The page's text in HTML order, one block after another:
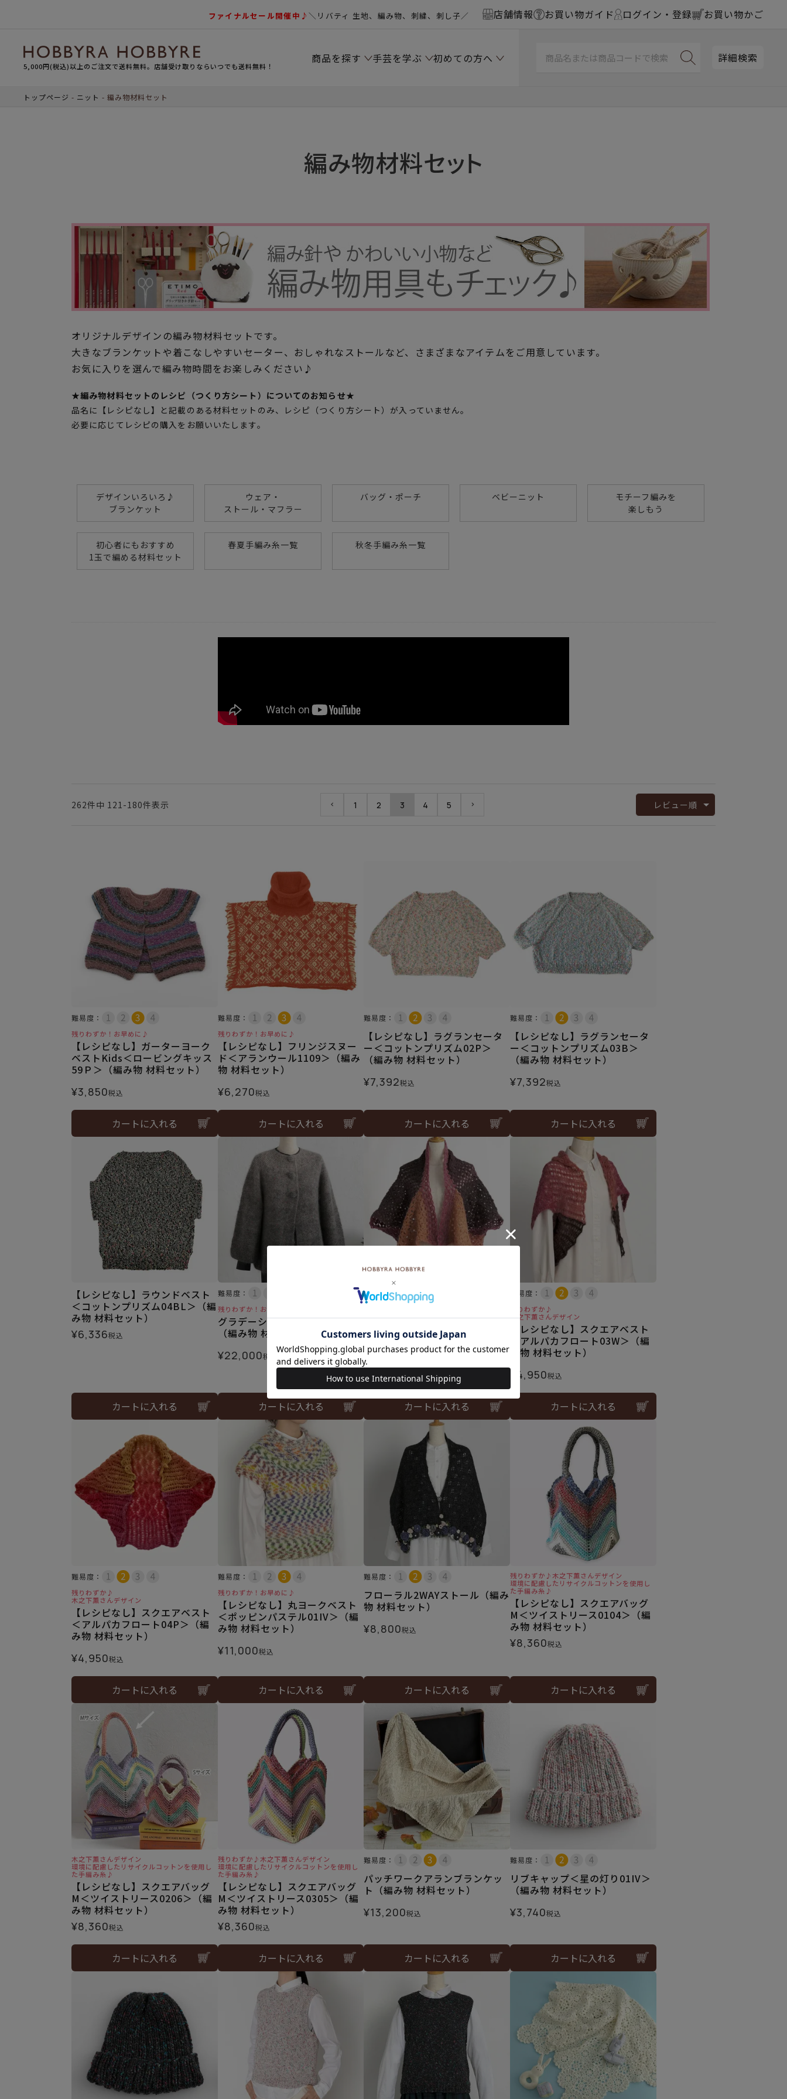
ファイナルセール開催中♪＼リバティ 生地、編み物、刺繍、刺し子／ 店舗情報 お買い物ガイド ログイン・登録 お買い物かご
5,000円(税込)以上のご注文で送料無料。店舗受け取りならいつでも送料無料！
商品を探す 手芸を学ぶ 初めての方へ 詳細検索
トップページ ニット 編み物材料セット
編み物材料セット
オリジナルデザインの編み物材料セットです。
大きなブランケットや着こなしやすいセーター、おしゃれなストールなど、さまざまなアイテムをご用意しています。
お気に入りを選んで編み物時間をお楽しみください♪
★編み物材料セットのレシピ（つくり方シート）についてのお知らせ★
品名に【レシピなし】と記載のある材料セットのみ、レシピ（つくり方シート）が入っていません。
必要に応じてレシピの購入をお願いいたします。
デザインいろいろ♪
ブランケット
ウェア・
ストール・マフラー
バッグ・ポーチ ベビーニット
モチーフ編みを
楽しもう
初心者にもおすすめ
1玉で編める材料セット
春夏手編み糸一覧 秋冬手編み糸一覧
レビュー順
262件中 121 -180件表示 1 2 3 4 5
難易度：
残りわずか！お早めに♪
【レシピなし】ガーターヨーク
ベストKids＜ロービングキッス
59Ｐ＞（編み物 材料セット）
¥3,850税込
カートに入れる
難易度：
残りわずか！お早めに♪
【レシピなし】フリンジスヌー
ド＜アランウール1109＞（編み
物 材料セット）
¥6,270税込
カートに入れる
難易度：
【レシピなし】ラグランセータ
ー＜コットンプリズム02P＞
（編み物 材料セット）
¥7,392税込
カートに入れる
難易度：
【レシピなし】ラグランセータ
ー＜コットンプリズム03B＞
（編み物 材料セット）
¥7,392税込
カートに入れる
【レシピなし】ラウンドベスト
＜コットンプリズム04BL＞（編
み物 材料セット）
¥6,336税込
カートに入れる
難易度：
残りわずか！お早めに♪
グラデーションカーディガン
（編み物 材料セット）
¥22,000税込
カートに入れる
残りわずか！お早めに♪
【レシピなし】かろやかカーデ
ィガン＜アルパカフロート04P
＞（編み物 材料セット）
¥9,900
カートに入れる
難易度：
残りわずか♪
木之下薫さんデザイン
【レシピなし】スクエアベスト
＜アルパカフロート03W＞（編
み物 材料セット）
4,950税込
カートに入れる
難易度：
残りわずか♪
木之下薫さんデザイン
【レシピなし】スクエアベスト
＜アルパカフロート04P＞（編
み物 材料セット）
¥4,950税込
カートに入れる
難易度：
残りわずか！お早めに♪
【レシピなし】丸ヨークベスト
＜ポッピンパステル01IV＞（編
み物 材料セット）
¥11,000税込
カートに入れる
難易度：
フローラル2WAYストール（編み
物 材料セット）
¥8,800税込
カートに入れる
残りわずか♪木之下薫さんデザイン
環境に配慮したリサイクルコットンを使用し
た手編み糸♪
【レシピなし】スクエアバッグ
M＜ツイストリース0104＞（編
み物 材料セット）
¥8,360税込
カートに入れる
木之下薫さんデザイン
環境に配慮したリサイクルコットンを使用し
た手編み糸♪
【レシピなし】スクエアバッグ
M＜ツイストリース0206＞（編
み物 材料セット）
¥8,360税込
カートに入れる
残りわずか♪木之下薫さんデザイン
環境に配慮したリサイクルコットンを使用し
た手編み糸♪
【レシピなし】スクエアバッグ
M＜ツイストリース0305＞（編
み物 材料セット）
¥8,360税込
カートに入れる
難易度：
パッチワークアランブランケッ
ト（編み物 材料セット）
¥13,200税込
カートに入れる
難易度：
リブキャップ＜星の灯り01IV＞
（編み物 材料セット）
¥3,740税込
カートに入れる